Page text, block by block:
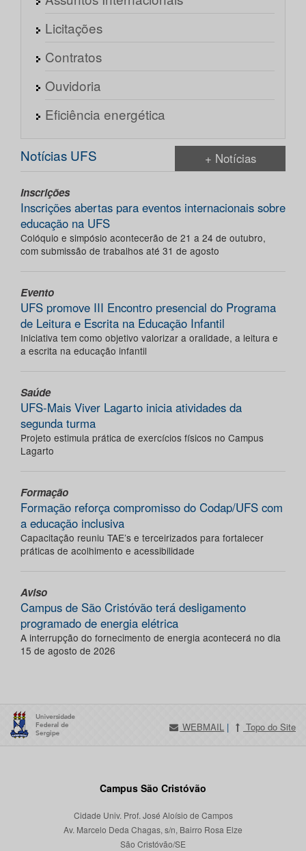
Licitações
Contratos
Ouvidoria
Eficiência energética
Notícias UFS + Notícias
Inscrições
Inscrições abertas para eventos internacionais sobre
educação na UFS
Colóquio e simpósio acontecerão de 21 a 24 de outubro,
com submissão de trabalhos até 31 de agosto
Evento
UFS promove III Encontro presencial do Programa
de Leitura e Escrita na Educação Infantil
Iniciativa tem como objetivo valorizar a oralidade, a leitura e
a escrita na educação infantil
Saúde
UFS-Mais Viver Lagarto inicia atividades da
segunda turma
Projeto estimula prática de exercícios físicos no Campus
Lagarto
Formação
Formação reforça compromisso do Codap/UFS com
a educação inclusiva
Capacitação reuniu TAE’s e terceirizados para fortalecer
práticas de acolhimento e acessibilidade
Aviso
Campus de São Cristóvão terá desligamento
programado de energia elétrica
A interrupção do fornecimento de energia acontecerá no dia
15 de agosto de 2026
WEBMAIL | Topo do Site
Campus São Cristóvão
Cidade Univ. Prof. José Aloísio de Campos
Av. Marcelo Deda Chagas, s/n, Bairro Rosa Elze
São Cristóvão/SE